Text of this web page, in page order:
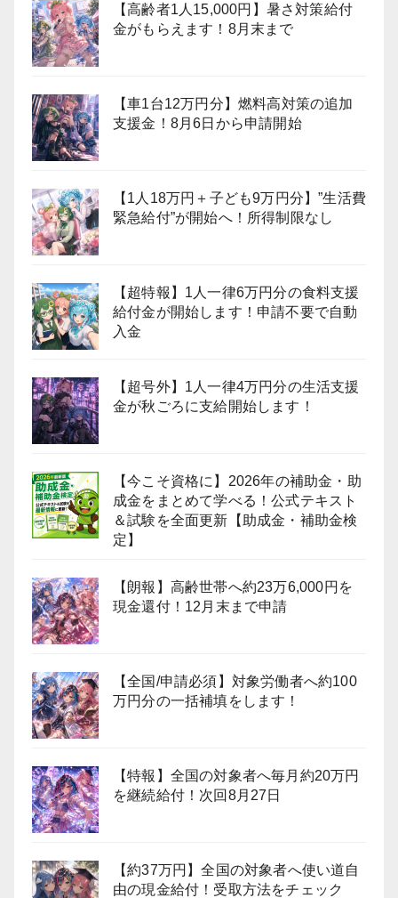
【高齢者1人15,000円】暑さ対策給付
金がもらえます！8月末まで
【車1台12万円分】燃料高対策の追加
支援金！8月6日から申請開始
【1人18万円＋子ども9万円分】”生活費
緊急給付”が開始へ！所得制限なし
【超特報】1人一律6万円分の食料支援
給付金が開始します！申請不要で自動
入金
【超号外】1人一律4万円分の生活支援
金が秋ごろに支給開始します！
【今こそ資格に】2026年の補助金・助
成金をまとめて学べる！公式テキスト
＆試験を全面更新【助成金・補助金検
定】
【朗報】高齢世帯へ約23万6,000円を
現金還付！12月末まで申請
【全国/申請必須】対象労働者へ約100
万円分の一括補填をします！
【特報】全国の対象者へ毎月約20万円
を継続給付！次回8月27日
【約37万円】全国の対象者へ使い道自
由の現金給付！受取方法をチェック